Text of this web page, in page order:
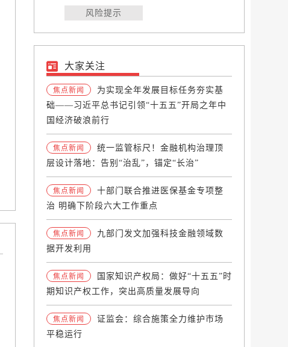
风险提示
大家关注
焦点新闻
为实现全年发展目标任务夯实基
础——习近平总书记引领“十五五”开局之年中
国经济破浪前行
焦点新闻
统一监管标尺！金融机构治理顶
层设计落地：告别“治乱”，锚定“长治”
焦点新闻
十部门联合推进医保基金专项整
治 明确下阶段六大工作重点
焦点新闻
九部门发文加强科技金融领域数
据开发利用
焦点新闻
国家知识产权局：做好“十五五”时
期知识产权工作，突出高质量发展导向
焦点新闻
证监会：综合施策全力维护市场
平稳运行